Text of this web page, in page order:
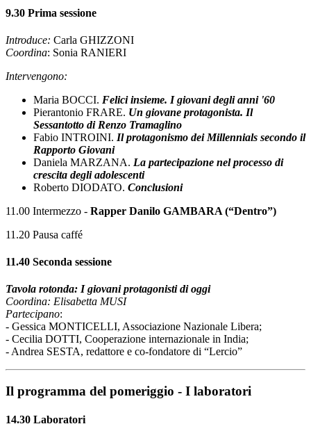
9.30 Prima sessione
Introduce: Carla GHIZZONI
Coordina: Sonia RANIERI
Intervengono:
Maria BOCCI. Felici insieme. I giovani degli anni '60
Pierantonio FRARE. Un giovane protagonista. Il
Sessantotto di Renzo Tramaglino
Fabio INTROINI. Il protagonismo dei Millennials secondo il
Rapporto Giovani
Daniela MARZANA. La partecipazione nel processo di
crescita degli adolescenti
Roberto DIODATO. Conclusioni
11.00 Intermezzo - Rapper Danilo GAMBARA (“Dentro”)
11.20 Pausa caffé
11.40 Seconda sessione
Tavola rotonda: I giovani protagonisti di oggi
Coordina: Elisabetta MUSI
Partecipano:
- Gessica MONTICELLI, Associazione Nazionale Libera;
- Cecilia DOTTI, Cooperazione internazionale in India;
- Andrea SESTA, redattore e co-fondatore di “Lercio”
Il programma del pomeriggio - I laboratori
14.30 Laboratori